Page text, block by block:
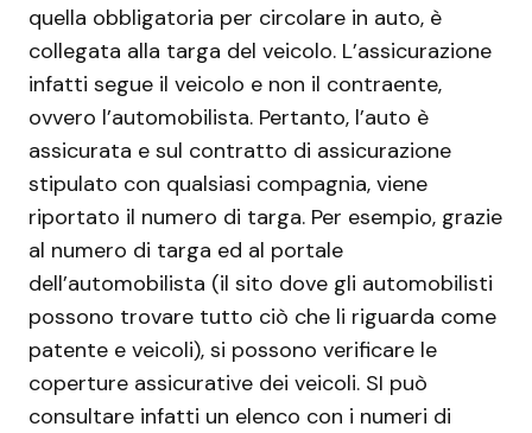
quella obbligatoria per circolare in auto, è
collegata alla targa del veicolo. L’assicurazione
infatti segue il veicolo e non il contraente,
ovvero l’automobilista. Pertanto, l’auto è
assicurata e sul contratto di assicurazione
stipulato con qualsiasi compagnia, viene
riportato il numero di targa. Per esempio, grazie
al numero di targa ed al portale
dell’automobilista (il sito dove gli automobilisti
possono trovare tutto ciò che li riguarda come
patente e veicoli), si possono verificare le
coperture assicurative dei veicoli. SI può
consultare infatti un elenco con i numeri di